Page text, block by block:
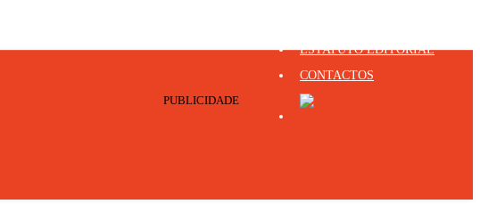
ESTATUTO EDITORIAL
CONTACTOS
PUBLICIDADE